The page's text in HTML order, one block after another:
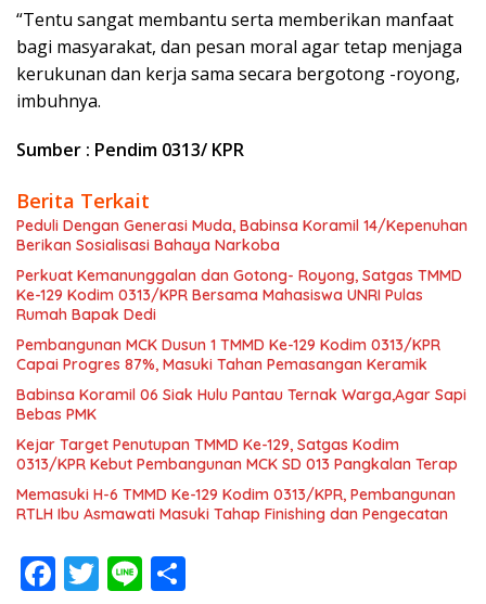
“Tentu sangat membantu serta memberikan manfaat
bagi masyarakat, dan pesan moral agar tetap menjaga
kerukunan dan kerja sama secara bergotong -royong,
imbuhnya.
Sumber : Pendim 0313/ KPR
Berita Terkait
Peduli Dengan Generasi Muda, Babinsa Koramil 14/Kepenuhan
Berikan Sosialisasi Bahaya Narkoba
Perkuat Kemanunggalan dan Gotong- Royong, Satgas TMMD
Ke-129 Kodim 0313/KPR Bersama Mahasiswa UNRI Pulas
Rumah Bapak Dedi
Pembangunan MCK Dusun 1 TMMD Ke-129 Kodim 0313/KPR
Capai Progres 87%, Masuki Tahan Pemasangan Keramik
Babinsa Koramil 06 Siak Hulu Pantau Ternak Warga,Agar Sapi
Bebas PMK
Kejar Target Penutupan TMMD Ke-129, Satgas Kodim
0313/KPR Kebut Pembangunan MCK SD 013 Pangkalan Terap
Memasuki H-6 TMMD Ke-129 Kodim 0313/KPR, Pembangunan
RTLH Ibu Asmawati Masuki Tahap Finishing dan Pengecatan
F T Li